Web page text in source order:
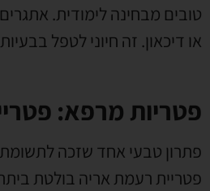
טובים מבחינה לימודית.
או דיכאון. זה חיוני לטפל
פטריות מרפא:
פתרון טבעי אחד שזכה לתשומת
פטריית רעמת אריה בולטת